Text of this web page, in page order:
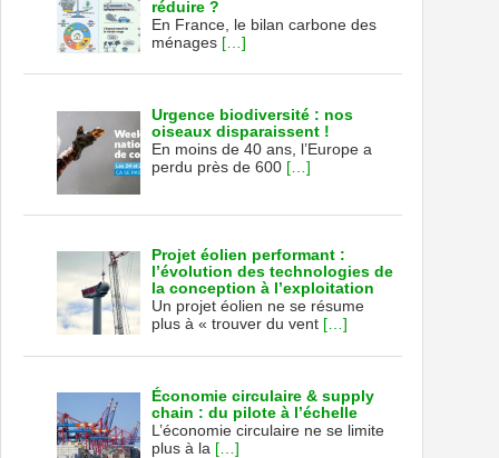
réduire ?
En France, le bilan carbone des
ménages […]
Urgence biodiversité : nos
oiseaux disparaissent !
En moins de 40 ans, l’Europe a
perdu près de 600 […]
Projet éolien performant :
l’évolution des technologies de
la conception à l’exploitation
Un projet éolien ne se résume
plus à « trouver du vent […]
Économie circulaire & supply
chain : du pilote à l’échelle
L’économie circulaire ne se limite
plus à la […]